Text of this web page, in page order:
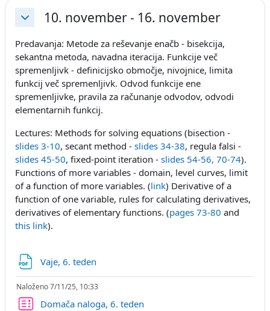
Skrči 10. november - 16. november
Predavanja: Metode za reševanje enačb - bisekcija,
sekantna metoda, navadna iteracija. Funkcije več
spremenljivk - definicijsko območje, nivojnice, limita
funkcij več spremenljivk. Odvod funkcije ene
spremenljivke, pravila za računanje odvodov, odvodi
elementarnih funkcij.
Lectures: Methods for solving equations (bisection -
slides 3-10, secant method - slides 34-38, regula falsi -
slides 45-50, fixed-point iteration - slides 54-56, 70-74).
Functions of more variables - domain, level curves, limit
of a function of more variables. (link) Derivative of a
function of one variable, rules for calculating derivatives,
derivatives of elementary functions. (pages 73-80 and
this link).
Vaje, 6. teden
Naloženo 7/11/25, 10:33
Domača naloga, 6. tedenKviz